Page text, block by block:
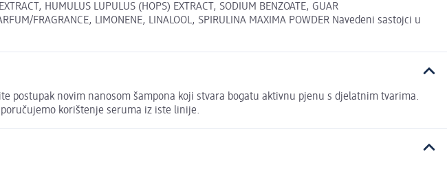
HUMULUS LUPULUS (HOPS) EXTRACT, SODIUM BENZOATE, GUAR
FRAGRANCE, LIMONENE, LINALOOL, SPIRULINA MAXIMA POWDER Navedeni sastojci u
postupak novim nanosom šampona koji stvara bogatu aktivnu pjenu s djelatnim tvarima.
korištenje seruma iz iste linije.